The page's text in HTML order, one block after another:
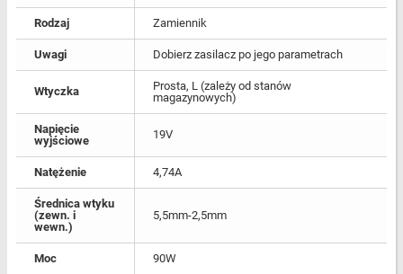
Rodzaj Zamiennik
Uwagi Dobierz zasilacz po jego parametrach
Wtyczka
Prosta, L (zależy od stanów
magazynowych)
Napięcie
wyjściowe
19V
Natężenie 4,74A
Średnica wtyku
(zewn. i
wewn.)
5,5mm-2,5mm
Moc 90W